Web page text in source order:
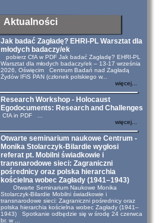
Aktualności
Jak badać Zagładę? EHRI-PL Warsztat dla
młodych badaczy/ek
pobierz CfA w PDF Jak badać Zagładę? EHRI-PL
Warsztat dla młodych badaczy/ek – 13-17 września
2026, Oświęcim Centrum Badań nad Zagładą
Żydów IFiS PAN (członek polskiego w...
więcej...
Research Workshop - Holocaust
Egodocuments: Research and Challenges
CfA in PDF ...
więcej...
Otwarte seminarium naukowe Centrum -
Monika Stolarczyk-Bilardie wygłosi
referat pt. Mobilni świadkowie i
transnarodowe sieci: Zagraniczni
pośrednicy oraz polska hierarchia
kościelna wobec Zagłady (1941–1943)
Otwarte Seminarium Naukowe Monika
Stolarczyk-Bilardie Mobilni świadkowie i
transnarodowe sieci: Zagraniczni pośrednicy oraz
polska hierarchia kościelna wobec Zagłady (1941–
1943) Spotkanie odbędzie się w środę 24 czerwca
br. w ...